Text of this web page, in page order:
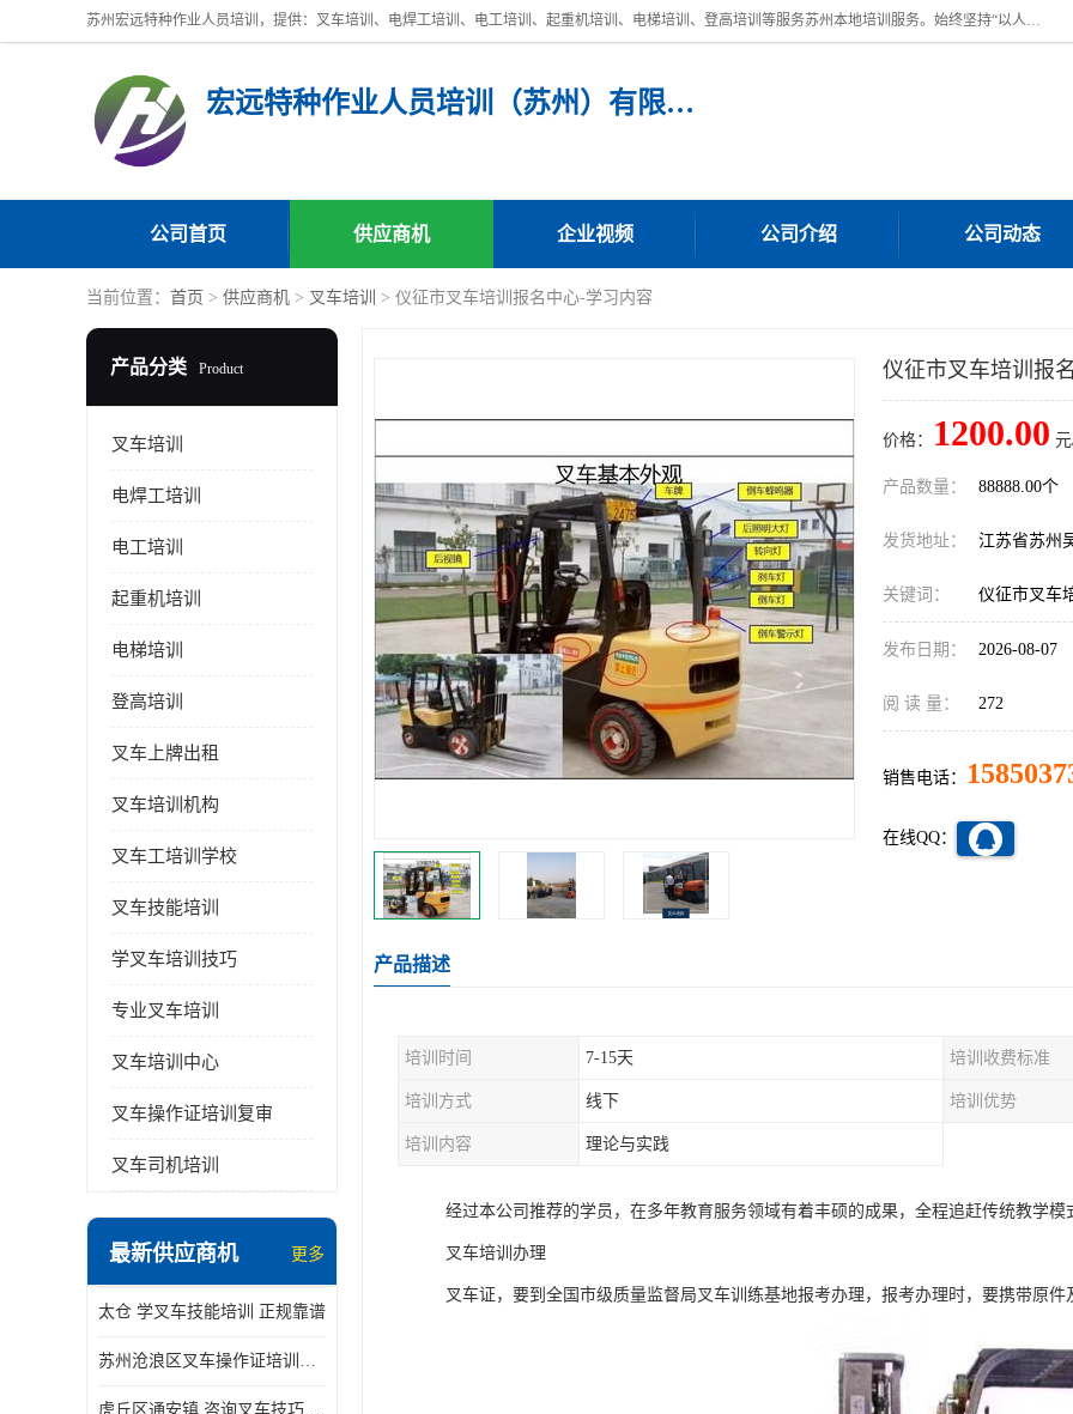
苏州宏远特种作业人员培训，提供：叉车培训、电焊工培训、电工培训、起重机培训、电梯培训、登高培训等服务苏州本地培训服务。始终坚持“以人为本，质量立校”的办学思想，以培养社会应用型人才为己任，明码收费，诚实守信，中途不收任何费用。随到随学，学会为止，一期未学会者免费再学，直到学会为止。
宏远特种作业人员培训（苏州）有限公司
公司首页 供应商机 企业视频 公司介绍 公司动态
当前位置： 首页 > 供应商机 > 叉车培训 > 仪征市叉车培训报名中心-学习内容
产品分类 Product
叉车培训
电焊工培训
电工培训
起重机培训
电梯培训
登高培训
叉车上牌出租
叉车培训机构
叉车工培训学校
叉车技能培训
学叉车培训技巧
专业叉车培训
叉车培训中心
叉车操作证培训复审
叉车司机培训
最新供应商机 更多
太仓 学叉车技能培训 正规靠谱
苏州沧浪区叉车操作证培训已更新科目
虎丘区通安镇 咨询叉车技巧 新政策已公布
仪征市叉车培训报
价格： 1200.00
产品数量： 88888.00个
发货地址： 江苏省苏州
关键词： 仪征市叉车
发布日期： 2026-08-07
阅 读 量： 272
销售电话：
在线QQ：
产品描述
培训时间 7-15天 培训收费标准
培训方式 线下 培训优势
培训内容 理论与实践
经过本公司推荐的学员，在多年教育服务领域有着丰硕的成果，全程追赶传统教学
叉车培训办理
叉车证，要到全国市级质量监督局叉车训练基地报考办理，报考办理时，要携带原